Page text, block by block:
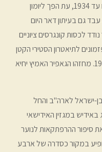
זאובר וד"ר אברהם מטמון-כהן וערך אותו עד 1934, עת הפך ליומון
עבד גם בעיתון דאר היום
לכסות קונגרסים ציוניים
לתיאטרון הסטירי הקטן
"כל הרוחות", שפעל בין השנים 1939-1941. מחזהו הגאפיר האמיץ יחיא
של המאה ה-20, עבר בן-ישראל לארה"ב והחל
במגזין האידישאי
סיפור ההרפתקאות לנוער
של דני מור (1947), שהופיע במקור כסדרה של ארבע